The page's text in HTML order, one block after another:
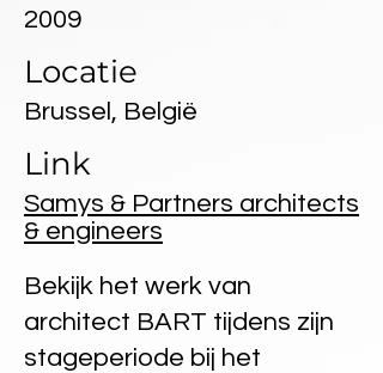
2009
Locatie
Brussel, België
Link
Samys & Partners architects
& engineers
Bekijk het werk van
architect BART tijdens zijn
stageperiode bij het